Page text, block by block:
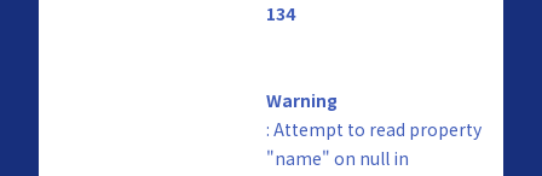
134
Warning
: Attempt to read property
"name" on null in